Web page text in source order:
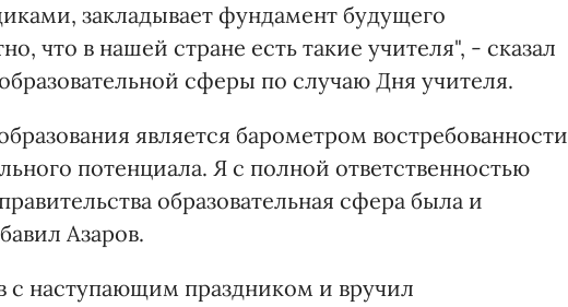
закладывает фундамент будущего
что в нашей стране есть такие учителя", - сказал
сферы по случаю Дня учителя.
является барометром востребованности
потенциала. Я с полной ответственностью
образовательная сфера была и
Азаров.
с наступающим праздником и вручил